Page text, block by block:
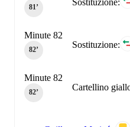
81‎’‎
Sostituzione:
Minute 82
82‎’‎
Cartellino
Minute 82
82‎’‎